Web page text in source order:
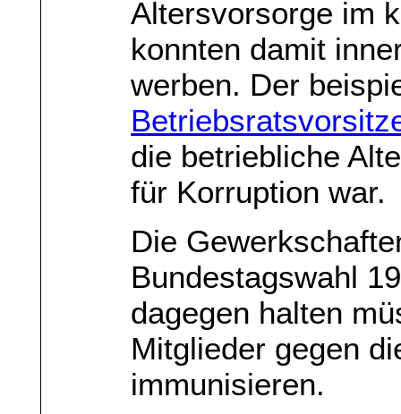
Altersvorsorge im
konnten damit
werben. Der
die betriebliche
für Korruption war.
Die
Bundestagswahl
dagegen halten
Mitglieder gegen
immunisieren.